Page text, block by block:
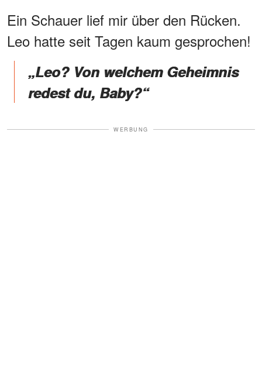
Ein Schauer lief mir über den Rücken.
Leo hatte seit Tagen kaum gesprochen!
„Leo? Von welchem Geheimnis
redest du, Baby?“
WERBUNG